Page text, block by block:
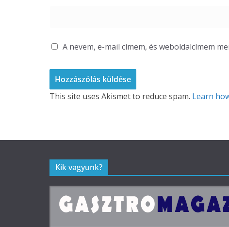
A nevem, e-mail címem, és weboldalcímem
This site uses Akismet to reduce spam. Learn
Kik vagyunk?